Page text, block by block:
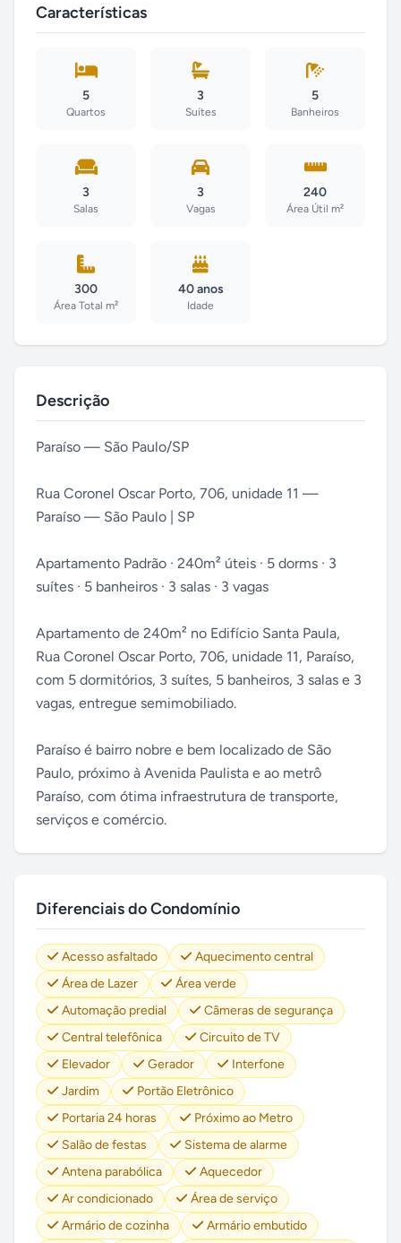
Características
5
Quartos
3
Suítes
5
Banheiros
3
Salas
3
Vagas
240
Área Útil m²
300
Área Total m²
40 anos
Idade
Descrição
Paraíso — São Paulo/SP
Rua Coronel Oscar Porto, 706, unidade 11 —
Paraíso — São Paulo | SP
Apartamento Padrão · 240m² úteis · 5 dorms · 3
suítes · 5 banheiros · 3 salas · 3 vagas
Apartamento de 240m² no Edifício Santa Paula,
Rua Coronel Oscar Porto, 706, unidade 11, Paraíso,
com 5 dormitórios, 3 suítes, 5 banheiros, 3 salas e 3
vagas, entregue semimobiliado.
Paraíso é bairro nobre e bem localizado de São
Paulo, próximo à Avenida Paulista e ao metrô
Paraíso, com ótima infraestrutura de transporte,
serviços e comércio.
Diferenciais do Condomínio
Acesso asfaltado
Aquecimento central
Área de Lazer
Área verde
Automação predial
Câmeras de segurança
Central telefônica
Circuito de TV
Elevador
Gerador
Interfone
Jardim
Portão Eletrônico
Portaria 24 horas
Próximo ao Metro
Salão de festas
Sistema de alarme
Antena parabólica
Aquecedor
Ar condicionado
Área de serviço
Armário de cozinha
Armário embutido